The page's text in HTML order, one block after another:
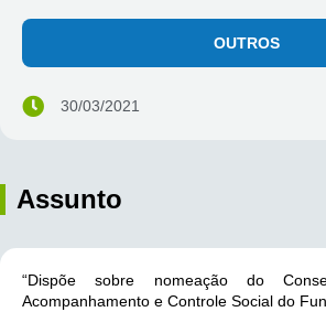
OUTROS
30/03/2021
Assunto
“Dispõe sobre nomeação do
Acompanhamento e Controle Social do